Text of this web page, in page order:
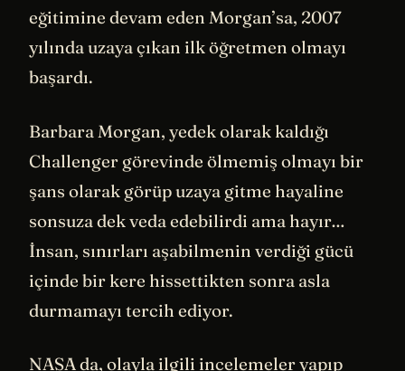
eğitimine devam eden Morgan’sa, 2007
yılında uzaya çıkan ilk öğretmen olmayı
başardı.
Barbara Morgan, yedek olarak kaldığı
Challenger görevinde ölmemiş olmayı bir
şans olarak görüp uzaya gitme hayaline
sonsuza dek veda edebilirdi ama hayır…
İnsan, sınırları aşabilmenin verdiği gücü
içinde bir kere hissettikten sonra asla
durmamayı tercih ediyor.
NASA da, olayla ilgili incelemeler yapıp